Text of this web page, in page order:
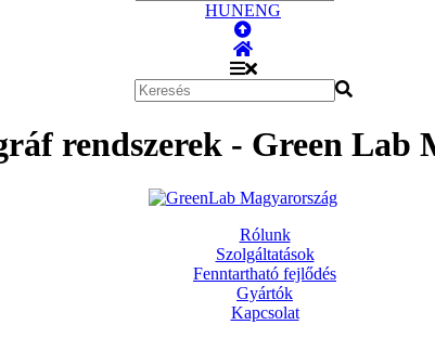
HUNENG
rendszerek - Green
Rólunk
Szolgáltatások
Fenntartható fejlődés
Gyártók
Kapcsolat